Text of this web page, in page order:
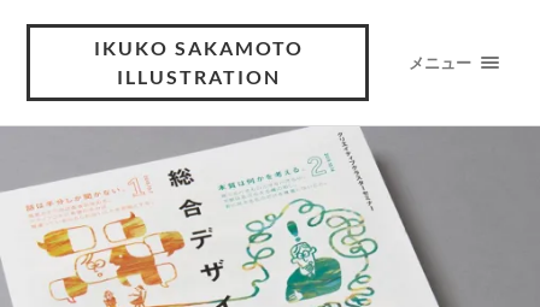
IKUKO SAKAMOTO
ILLUSTRATION
メニュー